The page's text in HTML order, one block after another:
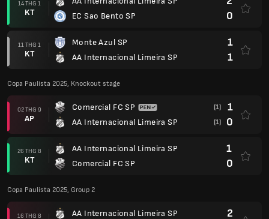
14 THG 1
KT
EC Sao Bento SP
0
11 THG 1
KT
Monte Azul SP
AA Internacional Limeira SP
1
1
Copa Paulista 2025, Knockout stage
02 THG 9
AP
Comercial FC SP
AA Internacional Limeira SP
(1) 1
(1) 0
26 THG 8
KT
AA Internacional Limeira SP
Comercial FC SP
1
0
Copa Paulista 2025, Group 2
16 THG 8 AA Internacional Limeira SP 2